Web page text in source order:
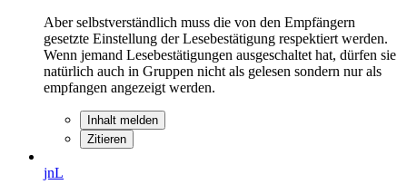
Aber selbstverständlich muss die von den Empfängern
gesetzte Einstellung der Lesebestätigung respektiert werden.
Wenn jemand Lesebestätigungen ausgeschaltet hat, dürfen sie
natürlich auch in Gruppen nicht als gelesen sondern nur als
empfangen angezeigt werden.
Inhalt melden
Zitieren
jnL